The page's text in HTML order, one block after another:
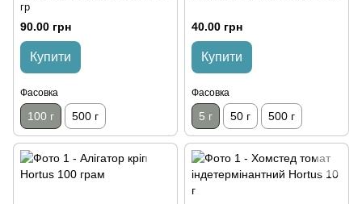
гр
90.00 грн
Купити
Фасовка
100 г 500 г
40.00 грн
Купити
Фасовка
5 г 50 г 500 г